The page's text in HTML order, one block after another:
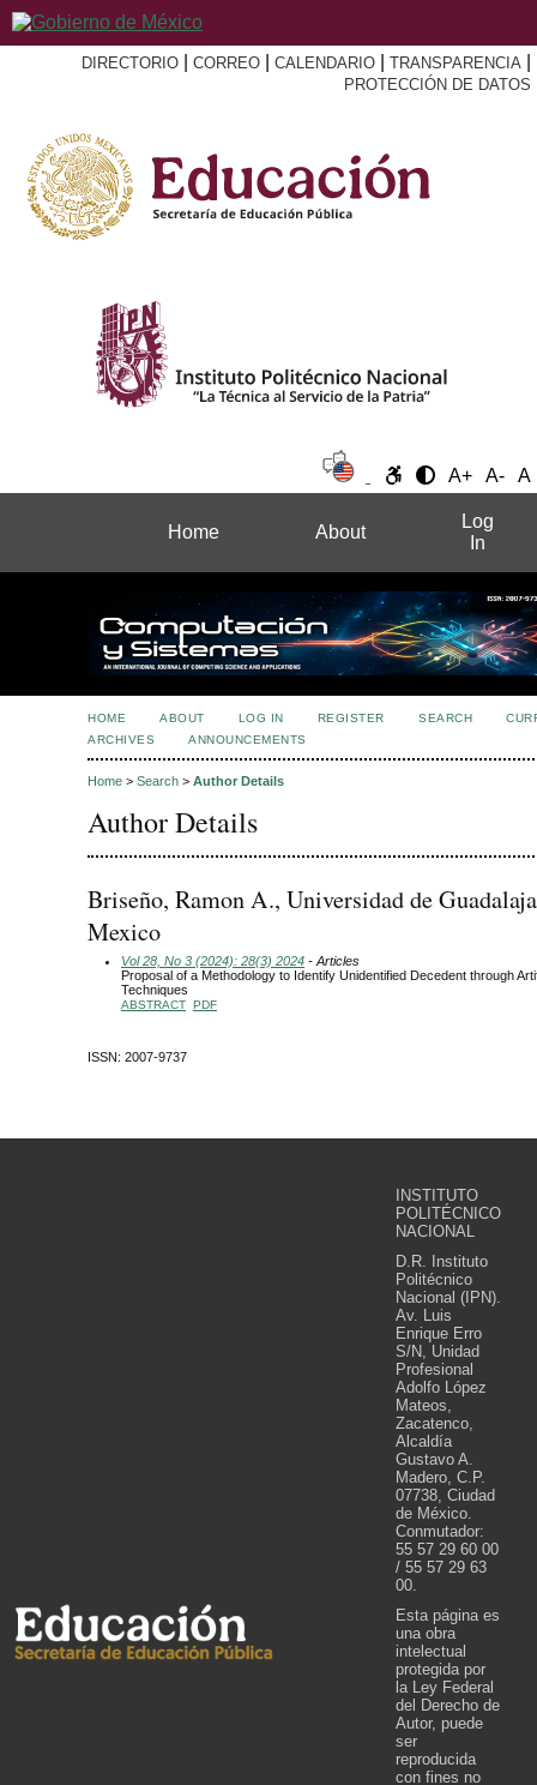
DIRECTORIO CORREO CALENDARIO TRANSPARENCIA
PROTECCIÓN DE DATOS
A+ A- A
Home About
Log
In
HOME ABOUT LOG IN REGISTER SEARCH
ARCHIVES
ANNOUNCEMENTS
Home > Search > Author Details
Author Details
Briseño, Ramon A., Universidad de
Mexico
Vol 28, No 3 (2024): 28(3) 2024 - Articles
Proposal of a Methodology to Identify Unidentified Decedent through
Techniques
ABSTRACT PDF
ISSN: 2007-9737
INSTITUTO
POLITÉCNICO
NACIONAL
D.R. Instituto
Politécnico
Nacional (IPN).
Av. Luis
Enrique Erro
S/N, Unidad
Profesional
Adolfo López
Mateos,
Zacatenco,
Alcaldía
Gustavo A.
Madero, C.P.
07738, Ciudad
de México.
Conmutador:
55 57 29 60 00
/ 55 57 29 63
00.
Esta página es
una obra
intelectual
protegida por
la Ley Federal
del Derecho de
Autor, puede
ser
reproducida
con fines no